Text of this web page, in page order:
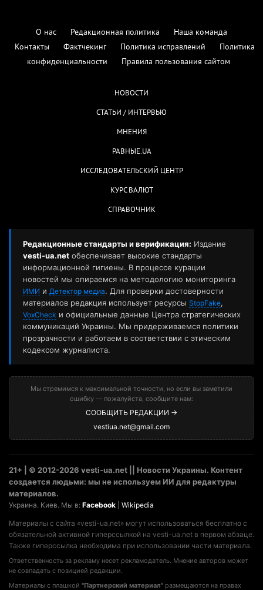
О нас Редакционная политика
Наша команда
Контакты
Фактчекинг Политика исправлений
Политика
конфиденциальности
Правила пользования сайтом
НОВОСТИ
СТАТЬИ / ИНТЕРВЬЮ
МНЕНИЯ
РАВНЫЕ.UA
ИССЛЕДОВАТЕЛЬСКИЙ ЦЕНТР
КУРС ВАЛЮТ
СПРАВОЧНИК
Редакционные стандарты и верификация: Издание
vesti-ua.net обеспечивает высокие стандарты
информационной гигиены. В процессе курации
новостей мы опираемся на методологию мониторинга
ИМИ и Детектор медиа. Для проверки достоверности
материалов редакция использует ресурсы StopFake,
VoxCheck и официальные данные Центра стратегических
коммуникаций Украины. Мы придерживаемся политики
прозрачности и работаем в соответствии с этическим
кодексом журналиста.
Мы стремимся к максимальной точности, но если вы заметили
ошибку — пожалуйста, сообщите нам:
СООБЩИТЬ РЕДАКЦИИ →
vestiua.net@gmail.com
21+ | © 2012-2026 vesti-ua.net || Новости Украины. Контент
создается людьми: мы не используем ИИ для редактуры
материалов.
Украина. Киев. Мы в: Facebook Wikipedia
Материалы с сайта «vesti-ua.net» могут использоваться бесплатно с
обязательной активной гиперссылкой на vesti-ua.net в первом абзаце.
Также гиперссылка необходима при использовании части материала.
Ответственность за рекламу несет рекламодатель. Мнение авторов может
не совпадать с позицией редакции.
Материалы с плашкой "Партнерский материал" размещаются на правах